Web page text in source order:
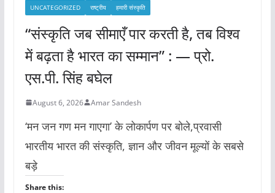
UNCATEGORIZED राष्ट्रीय हमारी संस्कृति
“संस्कृति जब सीमाएँ पार करती है, तब विश्व
में बढ़ता है भारत का सम्मान” : — प्रो.
एस.पी. सिंह बघेल
August 6, 2026 Amar Sandesh
‘मन जन गण मन गाएगा’ के लोकार्पण पर बोले,प्रवासी
भारतीय भारत की संस्कृति, ज्ञान और जीवन मूल्यों के सबसे
बड़े
Share this: